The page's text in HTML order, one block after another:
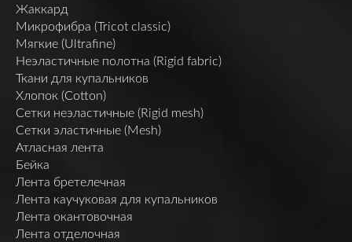
Жаккард
Микрофибра (Tricot classic)
Мягкие (Ultrafine)
Неэластичные полотна (Rigid fabric)
Ткани для купальников
Хлопок (Cotton)
Сетки неэластичные (Rigid mesh)
Сетки эластичные (Mesh)
Атласная лента
Бейка
Лента бретелечная
Лента каучуковая для купальников
Лента окантовочная
Лента отделочная